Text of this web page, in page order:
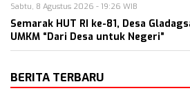
Sabtu, 8 Agustus 2026 - 19:26 WIB
Semarak HUT RI ke-81, Desa
UMKM “Dari Desa untuk Negeri”
BERITA TERBARU